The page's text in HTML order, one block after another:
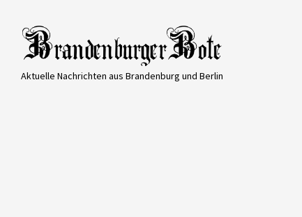
Aktuelle Nachrichten aus Brandenburg und Berlin